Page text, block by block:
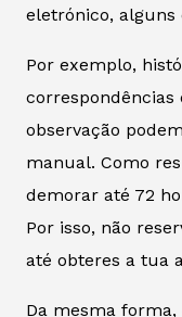
eletrónico, alguns
Por exemplo,
correspondências
observação
manual. Como
demorar até 72
Por isso, não
até obteres a tua
Da mesma